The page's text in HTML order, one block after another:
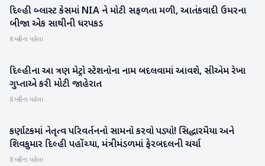
રાષ્ટ્રીય
દિલ્હી બ્લાસ્ટ કેસમાં NIA ને મોટી સફળતા મળી, આતંકવાદી ઉમરના
બીજા એક સાથીની ધરપકડ
8 મહિના પહેલા
રાષ્ટ્રીય
દિલ્હીના આ ત્રણ મેટ્રો સ્ટેશનોના નામ બદલવામાં આવશે, સીએમ રેખા
ગુપ્તાએ કરી મોટી જાહેરાત
8 મહિના પહેલા
રાષ્ટ્રીય
કર્ણાટકમાં નેતૃત્વ પરિવર્તનનો સામનો કરવો પડ્યો! સિદ્ધારમૈયા અને
શિવકુમાર દિલ્હી પહોંચ્યા, મંત્રીમંડળમાં ફેરબદલની ચર્ચા
8 મહિના પહેલા